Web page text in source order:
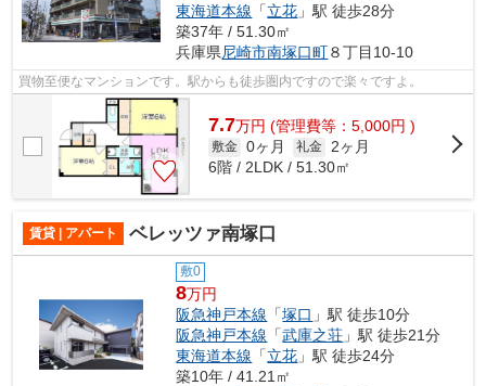
東海道本線 「立花 」駅 徒歩28分
築37年 / 51.30㎡
兵庫県尼崎市南塚口町８丁目10-10
買物至便なマンションです。駅からも徒歩圏内ですので楽々ですよ。
7.7万円 (管理費等：5,000円 )
敷金 0ヶ月 礼金 2ヶ月
6階 / 2LDK / 51.30㎡
賃貸 | アパート ベレッツァ南塚口
敷0
8万円
阪急神戸本線 「塚口 」駅 徒歩10分
阪急神戸本線 「武庫之荘 」駅 徒歩21分
東海道本線 「立花 」駅 徒歩24分
築10年 / 41.21㎡